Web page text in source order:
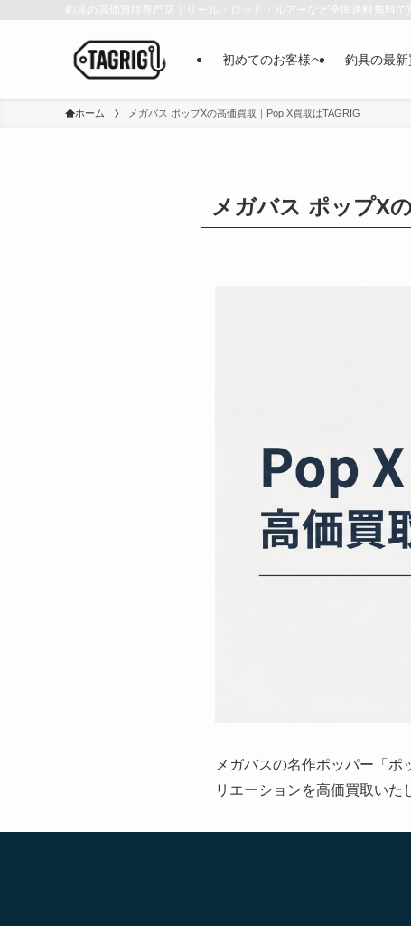
釣具の高価買取専門店｜リール・ロッド・ルアーなど全国送料無料で
初めてのお客様へ 釣具の最
ホーム メガバス ポップXの高価買取｜Pop X買取はTAGRIG
メガバス ポップX
メガバスの名作ポッパー「
リエーションを高価買取いた